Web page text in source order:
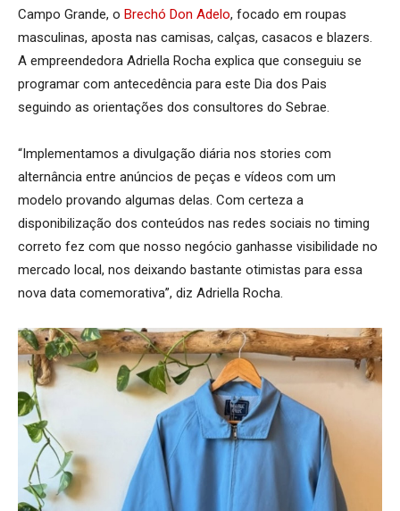
Campo Grande, o Brechó Don Adelo, focado em roupas
masculinas, aposta nas camisas, calças, casacos e blazers.
A empreendedora Adriella Rocha explica que conseguiu se
programar com antecedência para este Dia dos Pais
seguindo as orientações dos consultores do Sebrae.
“Implementamos a divulgação diária nos stories com
alternância entre anúncios de peças e vídeos com um
modelo provando algumas delas. Com certeza a
disponibilização dos conteúdos nas redes sociais no timing
correto fez com que nosso negócio ganhasse visibilidade no
mercado local, nos deixando bastante otimistas para essa
nova data comemorativa”, diz Adriella Rocha.